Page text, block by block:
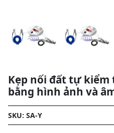
Kẹp nối đất tự kiểm
bằng hình ảnh và
SKU: SA-Y